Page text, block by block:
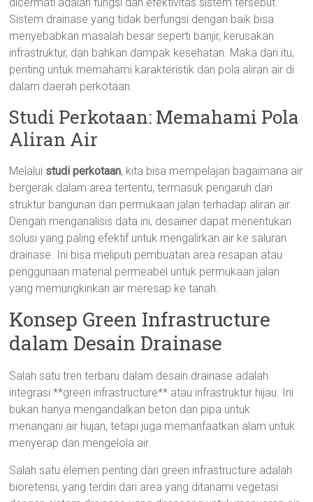
Sistem drainase yang tidak berfungsi dengan baik bisa
menyebabkan masalah besar seperti banjir, kerusakan
infrastruktur, dan bahkan dampak kesehatan. Maka dari itu,
penting untuk memahami karakteristik dan pola aliran air di
dalam daerah perkotaan.
Studi Perkotaan: Memahami Pola
Aliran Air
Melalui studi perkotaan, kita bisa mempelajari bagaimana air
bergerak dalam area tertentu, termasuk pengaruh dari
struktur bangunan dan permukaan jalan terhadap aliran air.
Dengan menganalisis data ini, desainer dapat menentukan
solusi yang paling efektif untuk mengalirkan air ke saluran
drainase. Ini bisa meliputi pembuatan area resapan atau
penggunaan material permeabel untuk permukaan jalan
yang memungkinkan air meresap ke tanah.
Konsep Green Infrastructure
dalam Desain Drainase
Salah satu tren terbaru dalam desain drainase adalah
integrasi **green infrastructure** atau infrastruktur hijau. Ini
bukan hanya mengandalkan beton dan pipa untuk
menangani air hujan, tetapi juga memanfaatkan alam untuk
menyerap dan mengelola air.
Salah satu elemen penting dari green infrastructure adalah
bioretensi, yang terdiri dari area yang ditanami vegetasi